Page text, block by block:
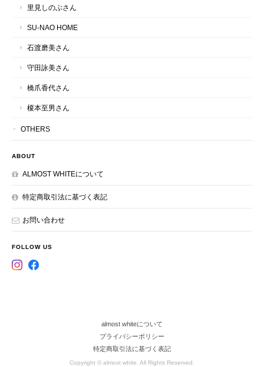
里見しのぶさん
SU-NAO HOME
石渡磨美さん
守田詠美さん
橋爪香代さん
榎本至男さん
OTHERS
ABOUT
ALMOST WHITEについて
特定商取引法に基づく表記
お問い合わせ
FOLLOW US
almost whiteについて
プライバシーポリシー
特定商取引法に基づく表記
Copyright © almost white. All Rights Reserved.